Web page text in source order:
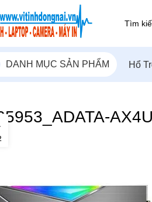
DANH MỤC SẢN PHẨM Hổ